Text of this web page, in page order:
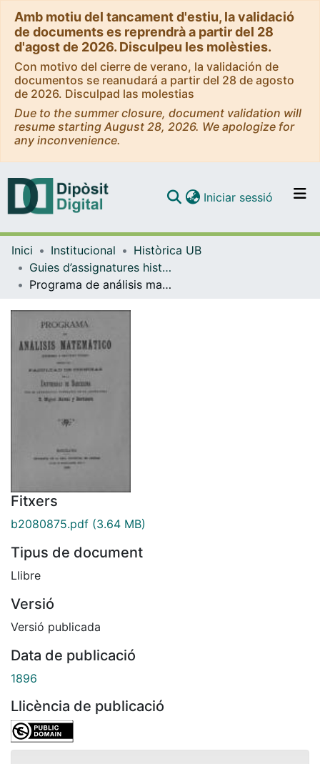
Amb motiu del tancament d'estiu, la validació
de documents es reprendrà a partir del 28
d'agost de 2026. Disculpeu les molèsties.
Con motivo del cierre de verano, la validación de
documentos se reanudará a partir del 28 de agosto
de 2026. Disculpad las molestias
Due to the summer closure, document validation will
resume starting August 28, 2026. We apologize for
any inconvenience.
Navega per tot el DD
Iniciar sessió (current)
Inici Institucional
Històrica UB
Guies d’assignatures històriques - Universitat de Barcelona
Programa de análisis matemático (primero y segundo curso) seguido en la Facultad de Ciencias de la Universidad de Barcelona
Fitxers
b2080875.pdf (3.64 MB)
Tipus de document
Llibre
Versió
Versió publicada
Data de publicació
1896
Llicència de publicació